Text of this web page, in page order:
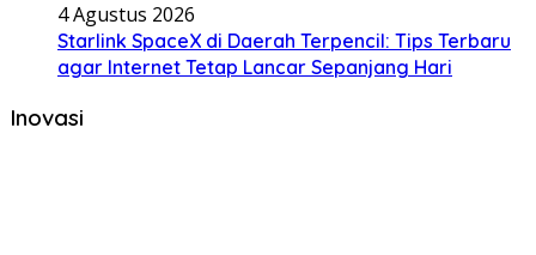
4 Agustus 2026
Starlink SpaceX di Daerah Terpencil: Tips Terbaru
agar Internet Tetap Lancar Sepanjang Hari
Inovasi